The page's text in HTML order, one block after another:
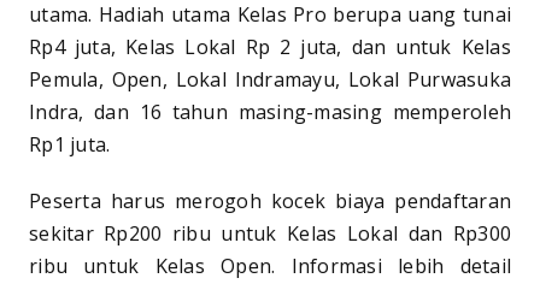
utama. Hadiah utama Kelas Pro berupa uang tunai
Rp4 juta, Kelas Lokal Rp 2 juta, dan untuk Kelas
Pemula, Open, Lokal Indramayu, Lokal Purwasuka
Indra, dan 16 tahun masing-masing memperoleh
Rp1 juta.
Peserta harus merogoh kocek biaya pendaftaran
sekitar Rp200 ribu untuk Kelas Lokal dan Rp300
ribu untuk Kelas Open. Informasi lebih detail